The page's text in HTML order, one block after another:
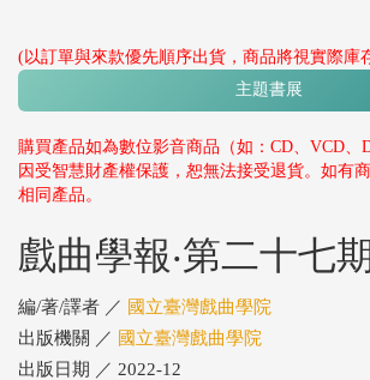
(以訂單與來款優先順序出貨，商品將視實際庫
主題書展
購買產品如為數位影音商品（如：CD、VCD、
因受智慧財產權保護，恕無法接受退貨。如有
相同產品。
戲曲學報‧第二十七
編/著/譯者 ／ 國立臺灣戲曲學院
出版機關 ／ 國立臺灣戲曲學院
出版日期 ／ 2022-12